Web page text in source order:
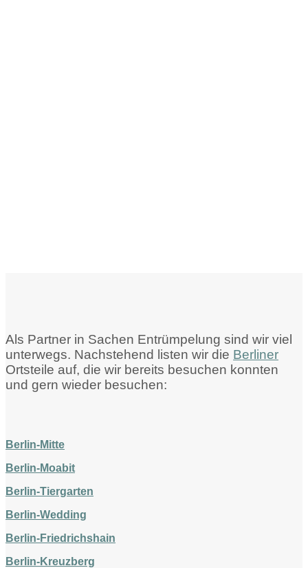
Als Partner in Sachen Entrümpelung sind wir viel
unterwegs. Nachstehend listen wir die Berliner
Ortsteile auf, die wir bereits besuchen konnten
und gern wieder besuchen:
Berlin-Mitte
Berlin-Moabit
Berlin-Tiergarten
Berlin-Wedding
Berlin-Friedrichshain
Berlin-Kreuzberg